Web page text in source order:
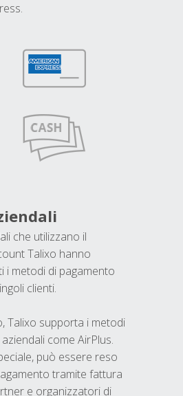
che utilizzano il
Talixo hanno
i metodi di pagamento
clienti.
Talixo supporta i metodi
come AirPlus.
può essere reso
tramite fattura
e organizzatori di